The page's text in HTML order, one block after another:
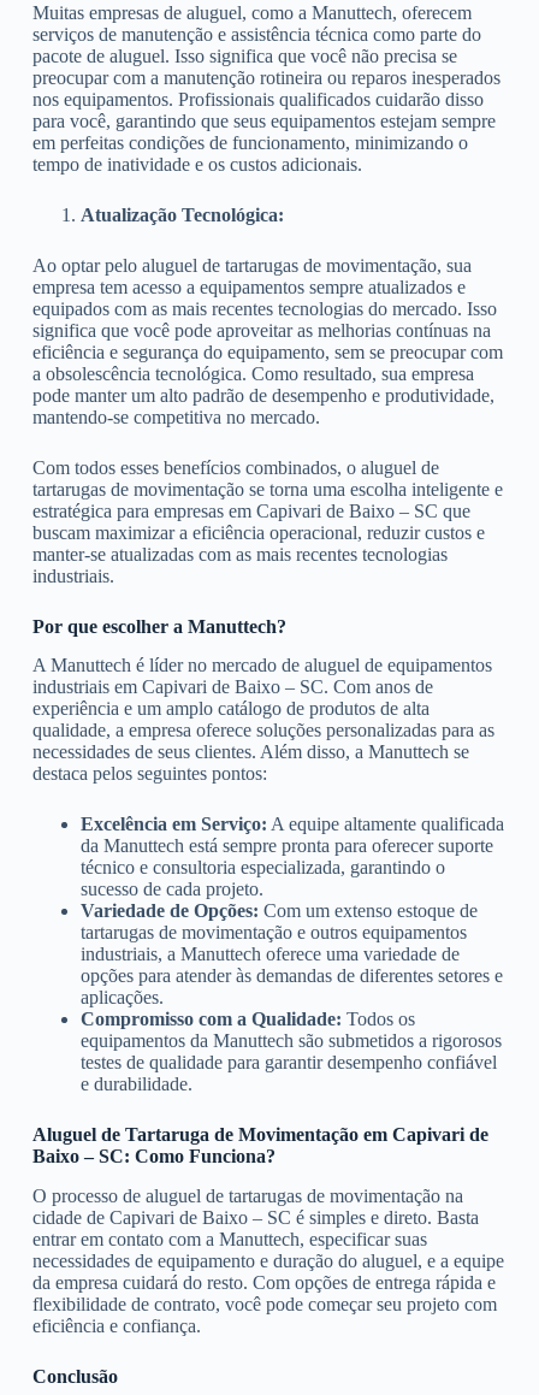
Muitas empresas de aluguel, como a Manuttech, oferecem
serviços de manutenção e assistência técnica como parte do
pacote de aluguel. Isso significa que você não precisa se
preocupar com a manutenção rotineira ou reparos inesperados
nos equipamentos. Profissionais qualificados cuidarão disso
para você, garantindo que seus equipamentos estejam sempre
em perfeitas condições de funcionamento, minimizando o
tempo de inatividade e os custos adicionais.
Atualização Tecnológica:
Ao optar pelo aluguel de tartarugas de movimentação, sua
empresa tem acesso a equipamentos sempre atualizados e
equipados com as mais recentes tecnologias do mercado. Isso
significa que você pode aproveitar as melhorias contínuas na
eficiência e segurança do equipamento, sem se preocupar com
a obsolescência tecnológica. Como resultado, sua empresa
pode manter um alto padrão de desempenho e produtividade,
mantendo-se competitiva no mercado.
Com todos esses benefícios combinados, o aluguel de
tartarugas de movimentação se torna uma escolha inteligente e
estratégica para empresas em Capivari de Baixo – SC que
buscam maximizar a eficiência operacional, reduzir custos e
manter-se atualizadas com as mais recentes tecnologias
industriais.
Por que escolher a Manuttech?
A Manuttech é líder no mercado de aluguel de equipamentos
industriais em Capivari de Baixo – SC. Com anos de
experiência e um amplo catálogo de produtos de alta
qualidade, a empresa oferece soluções personalizadas para as
necessidades de seus clientes. Além disso, a Manuttech se
destaca pelos seguintes pontos:
Excelência em Serviço: A equipe altamente qualificada
da Manuttech está sempre pronta para oferecer suporte
técnico e consultoria especializada, garantindo o
sucesso de cada projeto.
Variedade de Opções: Com um extenso estoque de
tartarugas de movimentação e outros equipamentos
industriais, a Manuttech oferece uma variedade de
opções para atender às demandas de diferentes setores e
aplicações.
Compromisso com a Qualidade: Todos os
equipamentos da Manuttech são submetidos a rigorosos
testes de qualidade para garantir desempenho confiável
e durabilidade.
Aluguel de Tartaruga de Movimentação em Capivari de
Baixo – SC: Como Funciona?
O processo de aluguel de tartarugas de movimentação na
cidade de Capivari de Baixo – SC é simples e direto. Basta
entrar em contato com a Manuttech, especificar suas
necessidades de equipamento e duração do aluguel, e a equipe
da empresa cuidará do resto. Com opções de entrega rápida e
flexibilidade de contrato, você pode começar seu projeto com
eficiência e confiança.
Conclusão